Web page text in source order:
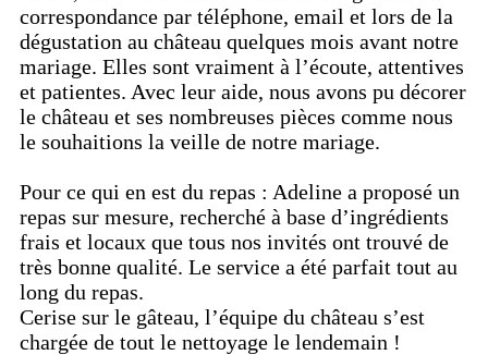
correspondance par téléphone, email et lors de la
dégustation au château quelques mois avant notre
mariage. Elles sont vraiment à l’écoute, attentives
et patientes. Avec leur aide, nous avons pu décorer
le château et ses nombreuses pièces comme nous
le souhaitions la veille de notre mariage.
Pour ce qui en est du repas : Adeline a proposé un
repas sur mesure, recherché à base d’ingrédients
frais et locaux que tous nos invités ont trouvé de
très bonne qualité. Le service a été parfait tout au
long du repas.
Cerise sur le gâteau, l’équipe du château s’est
chargée de tout le nettoyage le lendemain !